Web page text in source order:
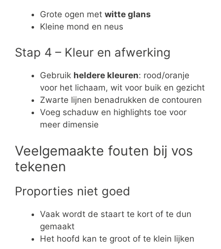
Grote ogen met witte glans
Kleine mond en neus
Stap 4 – Kleur en afwerking
Gebruik heldere kleuren: rood/oranje
voor het lichaam, wit voor buik en gezicht
Zwarte lijnen benadrukken de contouren
Voeg schaduw en highlights toe voor
meer dimensie
Veelgemaakte fouten bij vos
tekenen
Proporties niet goed
Vaak wordt de staart te kort of te dun
gemaakt
Het hoofd kan te groot of te klein lijken